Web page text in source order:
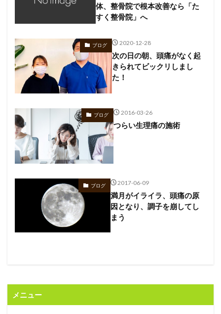
体、整骨院で根本改善なら「た
すく整骨院」へ
ブログ 2020-12-28
次の日の朝、頭痛がなく起
きられてビックリしまし
た！
ブログ 2016-03-26
つらい生理痛の施術
ブログ 2017-06-09
満月がイライラ、頭痛の原
因となり、調子を崩してし
まう
メニュー